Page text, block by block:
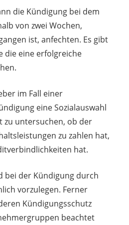
die Kündigung bei dem
von zwei Wochen,
ist, anfechten. Es gibt
die eine erfolgreiche
im Fall einer
eine Sozialauswahl
zu untersuchen, ob der
zu zahlen hat,
hat.
bei der Kündigung durch
vorzulegen. Ferner
Kündigungsschutz
beachtet